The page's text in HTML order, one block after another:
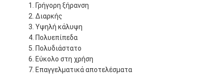
Γρήγορη ξήρανση
Διαρκής
Υψηλή κάλυψη
Πολυεπίπεδα
Πολυδιάστατο
Εύκολο στη χρήση
Επαγγελματικά αποτελέσματα